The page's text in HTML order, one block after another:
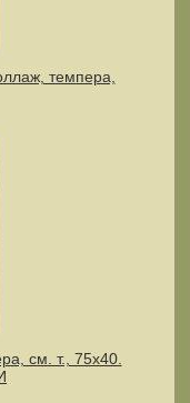
темпера,
см. т., 75х40.